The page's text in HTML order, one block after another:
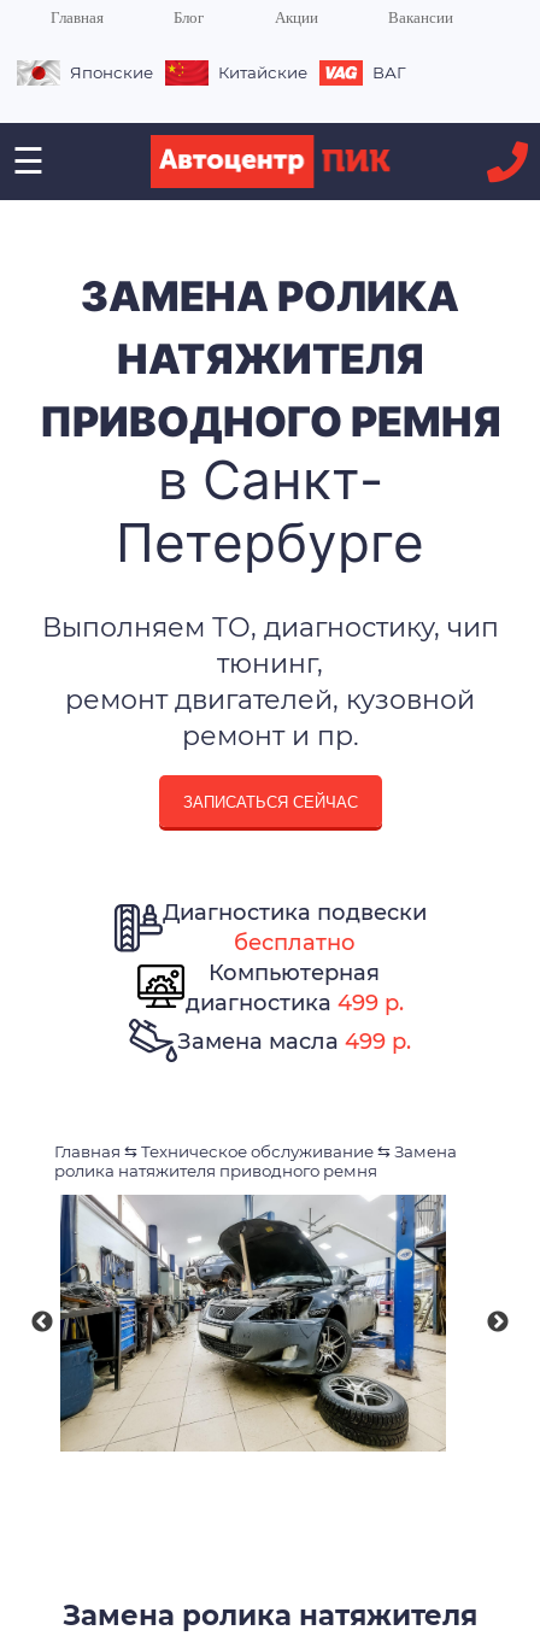
Главная Блог Акции Вакансии
Японские Китайские ВАГ
☰
ЗАМЕНА РОЛИКА
НАТЯЖИТЕЛЯ
ПРИВОДНОГО РЕМНЯ
в Санкт-
Петербурге
Выполняем ТО, диагностику, чип
тюнинг,
ремонт двигателей, кузовной
ремонт и пр.
ЗАПИСАТЬСЯ СЕЙЧАС
Диагностика подвески
бесплатно
Компьютерная
диагностика 499 р.
Замена масла 499 р.
Главная ⇆Техническое обслуживание⇆Замена
ролика натяжителя приводного ремня
Замена ролика натяжителя